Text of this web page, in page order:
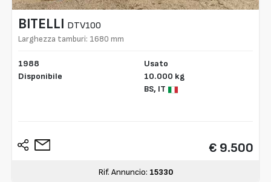
BITELLI DTV100
Larghezza tamburi: 1680 mm
1988
Disponibile
Usato
10.000 kg
BS, IT
€ 9.500
Rif. Annuncio: 15330